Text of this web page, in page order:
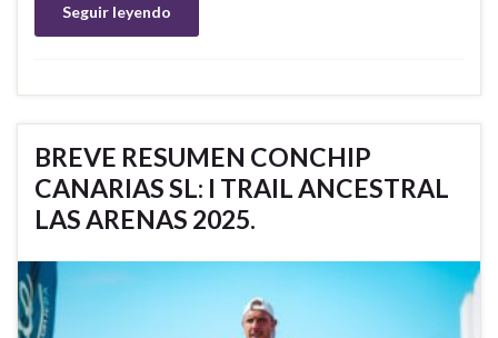
Seguir leyendo
BREVE RESUMEN CONCHIP
CANARIAS SL: I TRAIL ANCESTRAL
LAS ARENAS 2025.